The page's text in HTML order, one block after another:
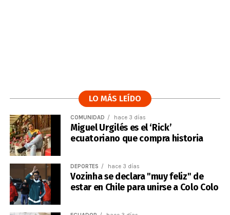
LO MÁS LEÍDO
COMUNIDAD hace 3 días
Miguel Urgilés es el ‘Rick’
ecuatoriano que compra historia
DEPORTES hace 3 días
Vozinha se declara "muy feliz" de
estar en Chile para unirse a Colo Colo